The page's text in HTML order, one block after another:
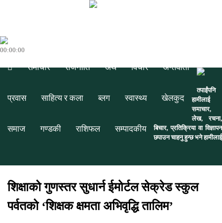
00:00:00
समाचार राजनीति अर्थ विचार अन्तर्वार्ता
प्रवास साहित्य र कला ब्लग स्वास्थ्य खेलकुद
समाज गण्डकी राशिफल सम्पादकीय
शिक्षाको गुणस्तर सुधार्न ईमोर्टल सेक्रेड स्कुल
पर्वतको ‘शिक्षक क्षमता अभिवृद्धि तालिम’
तपाईंपनि
हामीलाई
समाचार,
लेख, रचना,
बिचार, प्रतिक्रिया वा विज्ञापन
छपाउन चाहनु हुन्छ भने हामीलाई